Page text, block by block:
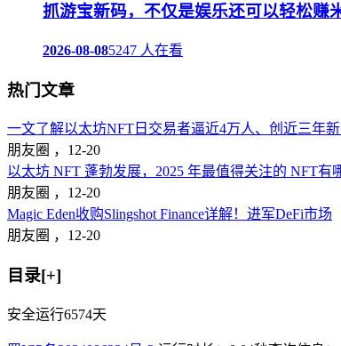
抓游宝新码，不仅是娱乐还可以轻松赚
2026-08-085247 人在看
热门文章
一文了解以太坊NFT日交易者逼近4万人、创近三年
朋友圈 ， 12-20
以太坊 NFT 蓬勃发展，2025 年最值得关注的 NFT有
朋友圈 ， 12-20
Magic Eden收购Slingshot Finance详解！进军DeFi市场
朋友圈 ， 12-20
目录[+]
安全运行6574天